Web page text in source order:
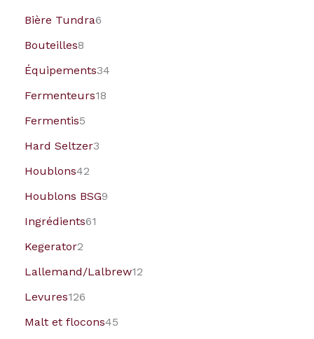
Bière Tundra6
Bouteilles8
Équipements34
Fermenteurs18
Fermentis5
Hard Seltzer3
Houblons42
Houblons BSG9
Ingrédients61
Kegerator2
Lallemand/Lalbrew12
Levures126
Malt et flocons45